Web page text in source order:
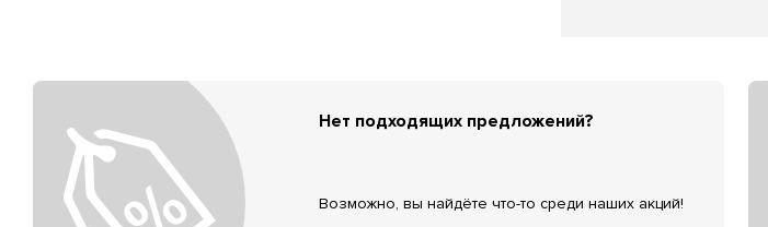
Нет подходящих предложений?
Возможно, вы найдёте что-то среди наших акций!